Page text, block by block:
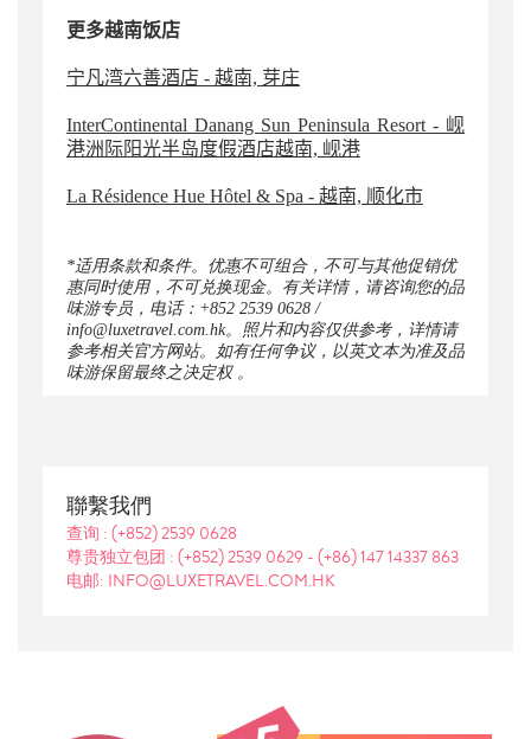
更多越南饭店
宁凡湾六善酒店 - 越南, 芽庄
InterContinental Danang Sun Peninsula Resort - 岘
港洲际阳光半岛度假酒店越南, 岘港
La Résidence Hue Hôtel & Spa - 越南, 顺化市
*适用条款和条件。优惠不可组合，不可与其他促销优
惠同时使用，不可兑换现金。有关详情，请咨询您的品
味游专员，电话：+852 2539 0628 /
info@luxetravel.com.hk。照片和内容仅供参考，详情请
参考相关官方网站。如有任何争议，以英文本为准及品
味游保留最终之决定权 。
聯繫我們
查询 : (+852) 2539 0628
尊贵独立包团 : (+852) 2539 0629 - (+86) 147 14337 863
电邮: INFO@LUXETRAVEL.COM.HK